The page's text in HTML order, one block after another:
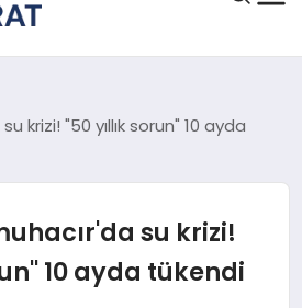
krizi! "50 yıllık sorun" 10 ayda
su krizi!
10 ayda tükendi